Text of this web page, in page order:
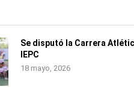
Se disputó la Carrera
IEPC
18 mayo, 2026